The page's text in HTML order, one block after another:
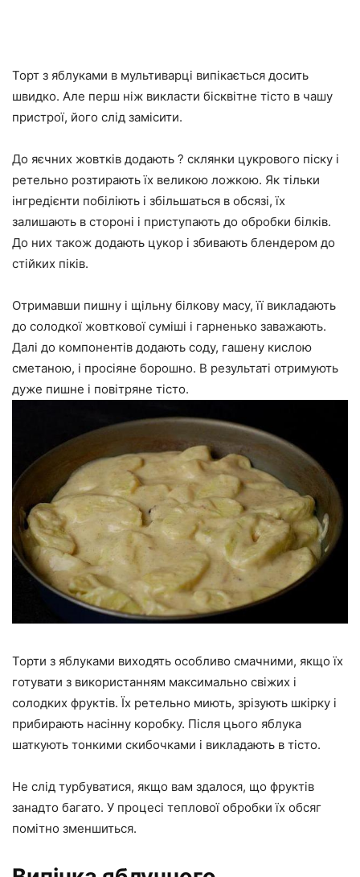
Торт з яблуками в мультиварці випікається досить
швидко. Але перш ніж викласти бісквітне тісто в чашу
пристрої, його слід замісити.
До яєчних жовтків додають ? склянки цукрового піску і
ретельно розтирають їх великою ложкою. Як тільки
інгредієнти побіліють і збільшаться в обсязі, їх
залишають в стороні і приступають до обробки білків.
До них також додають цукор і збивають блендером до
стійких піків.
Отримавши пишну і щільну білкову масу, її викладають
до солодкої жовткової суміші і гарненько заважають.
Далі до компонентів додають соду, гашену кислою
сметаною, і просіяне борошно. В результаті отримують
дуже пишне і повітряне тісто.
Торти з яблуками виходять особливо смачними, якщо їх
готувати з використанням максимально свіжих і
солодких фруктів. Їх ретельно миють, зрізують шкірку і
прибирають насінну коробку. Після цього яблука
шаткують тонкими скибочками і викладають в тісто.
Не слід турбуватися, якщо вам здалося, що фруктів
занадто багато. У процесі теплової обробки їх обсяг
помітно зменшиться.